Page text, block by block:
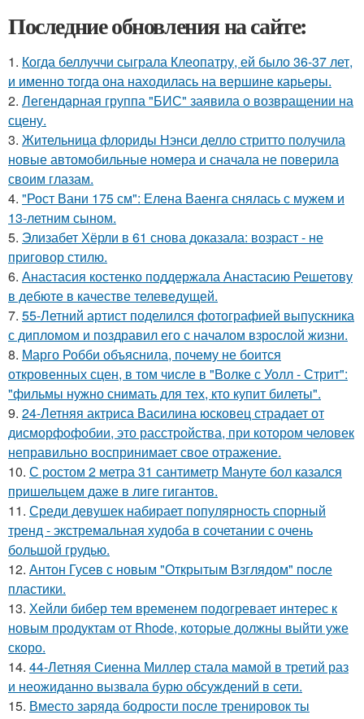
Последние обновления на сайте:
1. Когда беллуччи сыграла Клеопатру, ей было 36-37 лет,
и именно тогда она находилась на вершине карьеры.
2. Легендарная группа "БИС" заявила о возвращении на
сцену.
3. Жительница флориды Нэнси делло стритто получила
новые автомобильные номера и сначала не поверила
своим глазам.
4. "Рост Вани 175 см": Елена Ваенга снялась с мужем и
13-летним сыном.
5. Элизабет Хёрли в 61 снова доказала: возраст - не
приговор стилю.
6. Анастасия костенко поддержала Анастасию Решетову
в дебюте в качестве телеведущей.
7. 55-Летний артист поделился фотографией выпускника
с дипломом и поздравил его с началом взрослой жизни.
8. Марго Робби объяснила, почему не боится
откровенных сцен, в том числе в "Волке с Уолл - Стрит":
"фильмы нужно снимать для тех, кто купит билеты".
9. 24-Летняя актриса Василина юсковец страдает от
дисморфофобии, это расстройства, при котором человек
неправильно воспринимает свое отражение.
10. С ростом 2 метра 31 сантиметр Мануте бол казался
пришельцем даже в лиге гигантов.
11. Среди девушек набирает популярность спорный
тренд - экстремальная худоба в сочетании с очень
большой грудью.
12. Антон Гусев с новым "Открытым Взглядом" после
пластики.
13. Хейли бибер тем временем подогревает интерес к
новым продуктам от Rhode, которые должны выйти уже
скоро.
14. 44-Летняя Сиенна Миллер стала мамой в третий раз
и неожиданно вызвала бурю обсуждений в сети.
15. Вместо заряда бодрости после тренировок ты